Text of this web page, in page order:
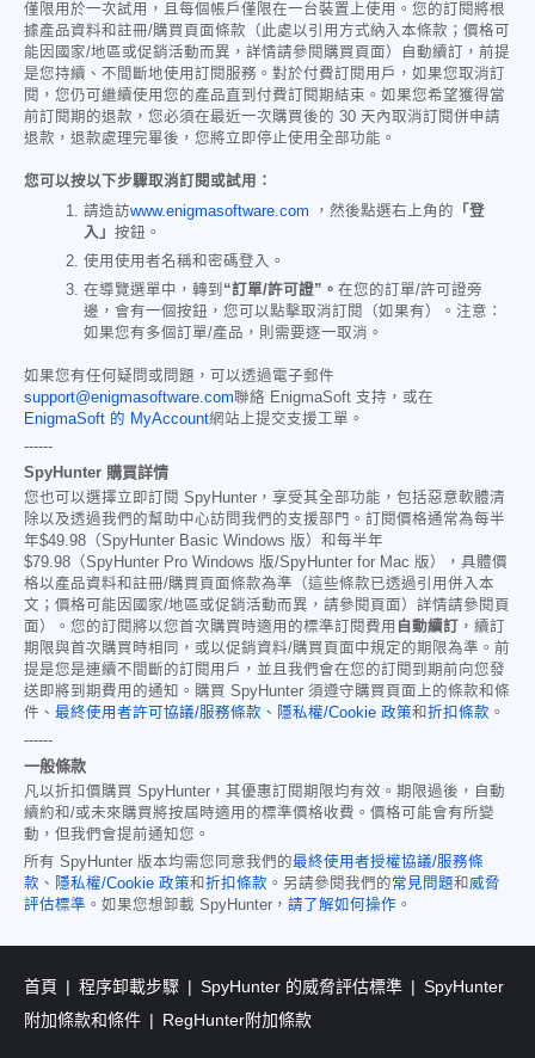
僅限用於一次試用，且每個帳戶僅限在一台裝置上使用。您的訂閱將根
據產品資料和註冊/購買頁面條款（此處以引用方式納入本條款；價格可
能因國家/地區或促銷活動而異，詳情請參閱購買頁面）自動續訂，前提
是您持續、不間斷地使用訂閱服務。對於付費訂閱用戶，如果您取消訂
閱，您仍可繼續使用您的產品直到付費訂閱期結束。如果您希望獲得當
前訂閱期的退款，您必須在最近一次購買後的 30 天內取消訂閱併申請
退款，退款處理完畢後，您將立即停止使用全部功能。
您可以按以下步驟取消訂閱或試用：
請造訪www.enigmasoftware.com ，然後點選右上角的 「登
入」 按鈕。
使用使用者名稱和密碼登入。
在導覽選單中，轉到 “訂單/許可證”。 在您的訂單/許可證旁
邊，會有一個按鈕，您可以點擊取消訂閱（如果有）。注意：
如果您有多個訂單/產品，則需要逐一取消。
如果您有任何疑問或問題，可以透過電子郵件
support@enigmasoftware.com聯絡 EnigmaSoft 支持，或在
EnigmaSoft 的 MyAccount網站上提交支援工單。
------
SpyHunter 購買詳情
您也可以選擇立即訂閱 SpyHunter，享受其全部功能，包括惡意軟體清
除以及透過我們的幫助中心訪問我們的支援部門。訂閱價格通常為每半
年$49.98 （SpyHunter Basic Windows 版）和每半年
$79.98 （SpyHunter Pro Windows 版/SpyHunter for Mac 版），具體價
格以產品資料和註冊/購買頁面條款為準（這些條款已透過引用併入本
文；價格可能因國家/地區或促銷活動而異，請參閱頁面）詳情請參閱頁
面）。您的訂閱將以您首次購買時適用的標準訂閱費用 自動續訂
，續訂
期限與首次購買時相同，或以促銷資料/購買頁面中規定的期限為準。前
提是您是連續不間斷的訂閱用戶，並且我們會在您的訂閱到期前向您發
送即將到期費用的通知。購買 SpyHunter 須遵守購買頁面上的條款和條
件、 最終使用者許可協議/服務條款 、 隱私權/Cookie 政策和折扣條款 。
------
一般條款
凡以折扣價購買 SpyHunter，其優惠訂閱期限均有效。期限過後，自動
續約和/或未來購買將按屆時適用的標準價格收費。價格可能會有所變
動，但我們會提前通知您。
所有 SpyHunter 版本均需您同意我們的最終使用者授權協議/服務條
款 、 隱私權/Cookie 政策和折扣條款 。另請參閱我們的常見問題和威脅
評估標準 。如果您想卸載 SpyHunter， 請了解如何操作 。
首頁 程序卸載步驟 SpyHunter 的威脅評估標準
SpyHunter
附加條款和條件
RegHunter附加條款